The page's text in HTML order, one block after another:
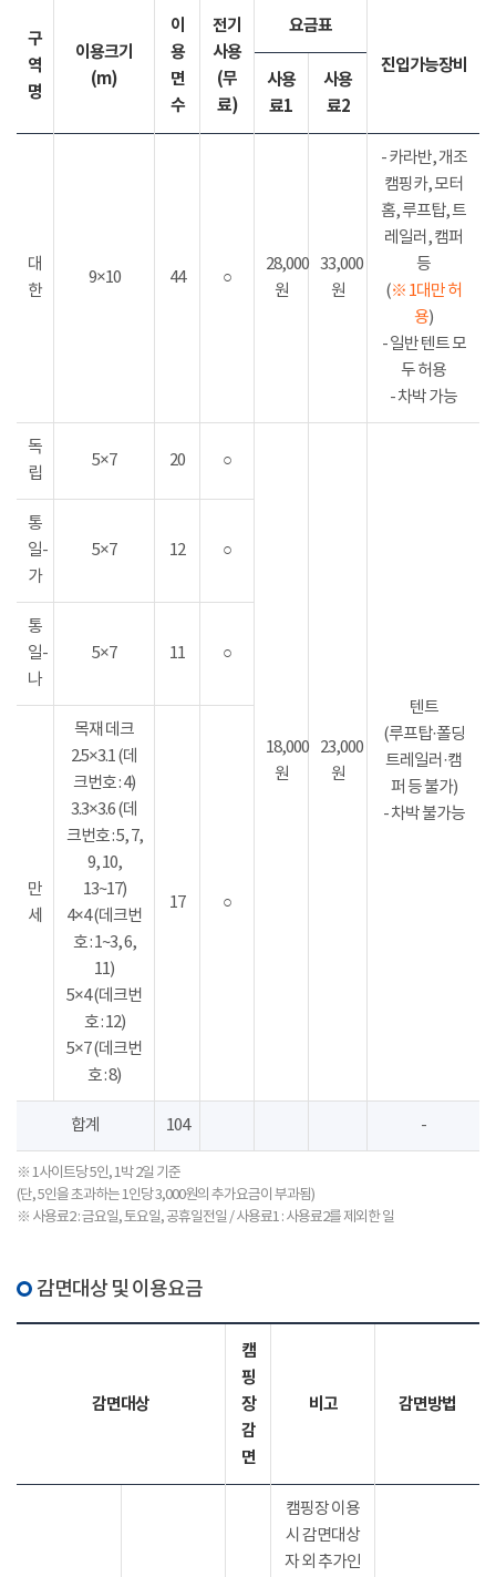
구
역
명
이용크기
(m)
이
용
면
수
전기
사용
(무
료)
요금표
진입가능장비
사용
료1
사용
료2
대
한
9×10 44 ○
28,000
원
33,000
원
- 카라반, 개조
캠핑카, 모터
홈, 루프탑, 트
레일러, 캠퍼
등
(※ 1대만 허
용)
- 일반 텐트 모
두 허용
- 차박 가능
독
립
5×7 20 ○
18,000
원
23,000
원
텐트
(루프탑·폴딩
트레일러·캠
퍼 등 불가)
- 차박 불가능
통
일-
가
5×7 12 ○
통
일-
나
5×7 11 ○
만
세
목재 데크
2.5×3.1 (데
크번호 : 4)
3.3×3.6 (데
크번호 : 5, 7,
9, 10,
13~17)
4×4 (데크번
호 : 1~3, 6,
11)
5×4 (데크번
호 : 12)
5×7 (데크번
호 : 8)
17 ○
합계 104 -
※ 1사이트당 5인, 1박 2일 기준
(단, 5인을 초과하는 1인당 3,000원의 추가요금이 부과됨)
※ 사용료2 : 금요일, 토요일, 공휴일전일 / 사용료1 : 사용료2를 제외한 일
감면대상 및 이용요금
감면대상
캠
핑
장
감
면
비고 감면방법
캠핑장 이용
시 감면대상
자 외 추가인